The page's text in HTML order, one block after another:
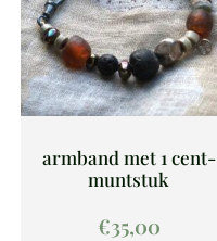
armband met 1 cent-
muntstuk
€35,00